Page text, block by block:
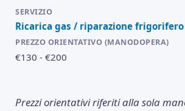
Ricarica gas / riparazione frigorifero
€130 - €200
Prezzi orientativi riferiti alla sola